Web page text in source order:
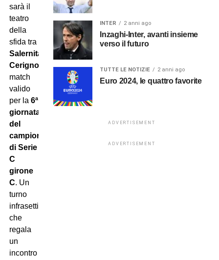
sarà il
teatro
della
sfida tra
Salernitana-
Cerignola
match
valido
per la 6ª
giornata
del
campionato
di Serie
C
girone
C. Un
turno
infrasettimanale
che
regala
un
incontro
INTER 2 anni ago
Inzaghi-Inter, avanti insieme
verso il futuro
TUTTE LE NOTIZIE 2 anni ago
Euro 2024, le quattro favorite
ADVERTISEMENT
ADVERTISEMENT